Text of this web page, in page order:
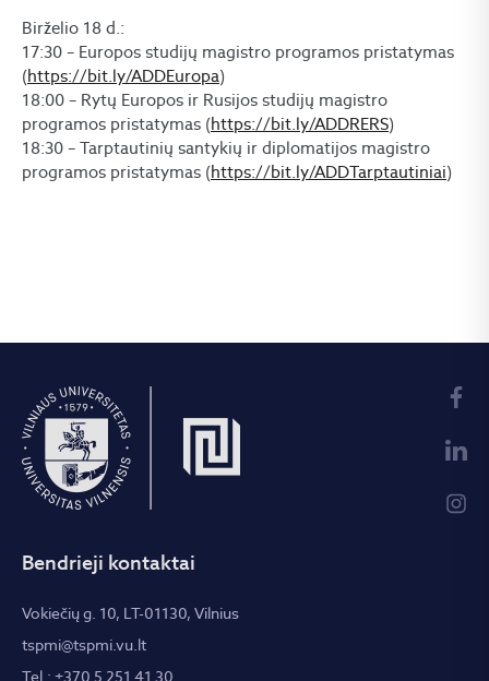
Birželio 18 d.:
17:30 – Europos studijų magistro programos pristatymas
(https://bit.ly/ADDEuropa)
18:00 – Rytų Europos ir Rusijos studijų magistro
programos pristatymas (https://bit.ly/ADDRERS)
18:30 – Tarptautinių santykių ir diplomatijos magistro
programos pristatymas (https://bit.ly/ADDTarptautiniai)
Bendrieji kontaktai
Vokiečių g. 10, LT-01130, Vilnius
tspmi@tspmi.vu.lt
Tel.: +370 5 251 41 30